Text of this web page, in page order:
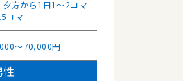
夕方から1日1～2コマ
コマ
～70,000円
性